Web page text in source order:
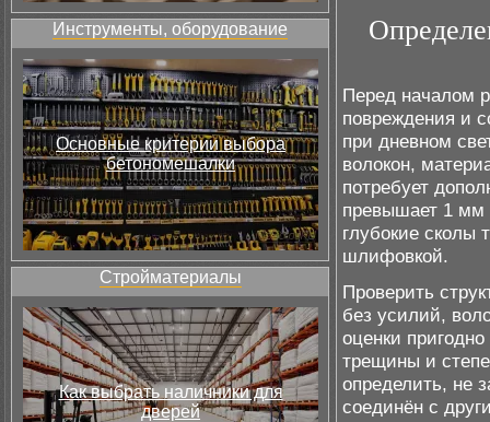
Инструменты, оборудование
Основные критерии выбора
бетономешалки
Стройматериалы
Как выбрать наличники для
дверей
Перед началом
повреждения и
при дневном
волокон,
потребует
превышает 1 мм
глубокие сколы
шлифовкой.
Проверить
без усилий,
оценки
трещины и
определить, не
соединён с